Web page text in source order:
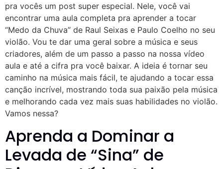
pra vocês um post super especial. Nele, você vai
encontrar uma aula completa pra aprender a tocar
“Medo da Chuva” de Raul Seixas e Paulo Coelho no seu
violão. Vou te dar uma geral sobre a música e seus
criadores, além de um passo a passo na nossa vídeo
aula e até a cifra pra você baixar. A ideia é tornar seu
caminho na música mais fácil, te ajudando a tocar essa
canção incrível, mostrando toda sua paixão pela música
e melhorando cada vez mais suas habilidades no violão.
Vamos nessa?
Aprenda a Dominar a
Levada de “Sina” de